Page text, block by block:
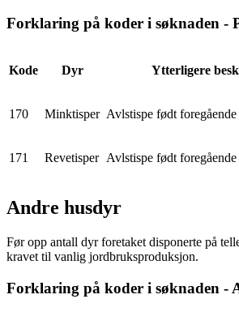
Forklaring på koder i søknaden -
Kode Dyr Ytterligere
170 Minktisper Avlstispe født
171 Revetisper Avlstispe født
Andre husdyr
Før opp antall dyr foretaket disponerte på
kravet til vanlig jordbruksproduksjon.
Forklaring på koder i søknaden -